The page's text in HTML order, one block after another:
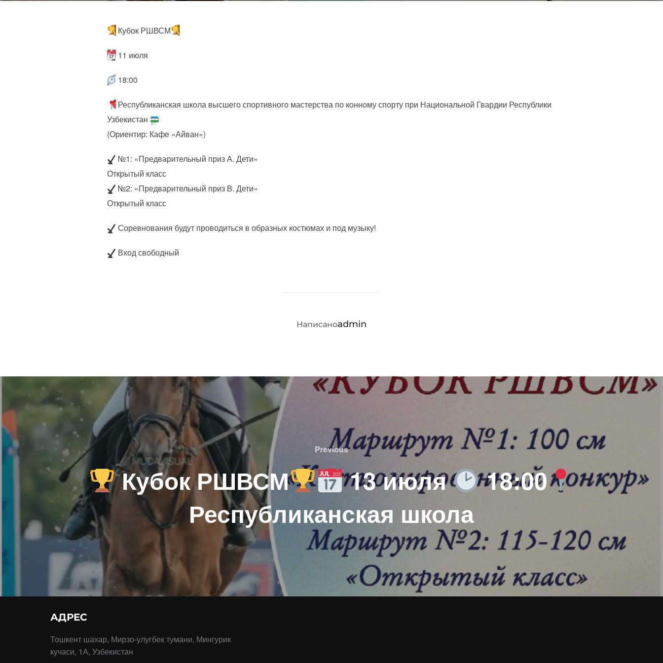
Кубок РШВСМ
11 июля
18:00
Республиканская школа высшего спортивного мастерства по конному спорту при Национальной Гвардии Республики
Узбекистан
(Ориентир: Кафе «Айван»)
№1: «Предварительный приз А. Дети»
Открытый класс
№2: «Предварительный приз В. Дети»
Открытый класс
Соревнования будут проводиться в образных костюмах и под музыку!
Вход свободный
АВТОР ЗАПИСИ
Написаноadmin
Навигация
записям
Previous
Previous
Кубок РШВСМ 13 июля
18:00
Республиканская школа
АДРЕС
Тошкент шахар, Мирзо-улугбек тумани, Мингурик
кучаси, 1А, Узбекистан